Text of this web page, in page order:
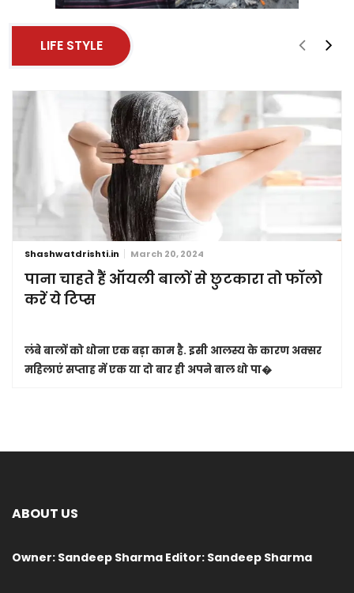
LIFE STYLE
Shashwatdrishti.in March 20, 2024
पाना चाहते हैं ऑयली बालों से छुटकारा तो फॉलो
करें ये टिप्स
लंबे बालों को धोना एक बड़ा काम है. इसी आलस्य के कारण अक्सर
महिलाएं सप्ताह में एक या दो बार ही अपने बाल धो पा�
ABOUT US
Owner: Sandeep Sharma Editor: Sandeep Sharma